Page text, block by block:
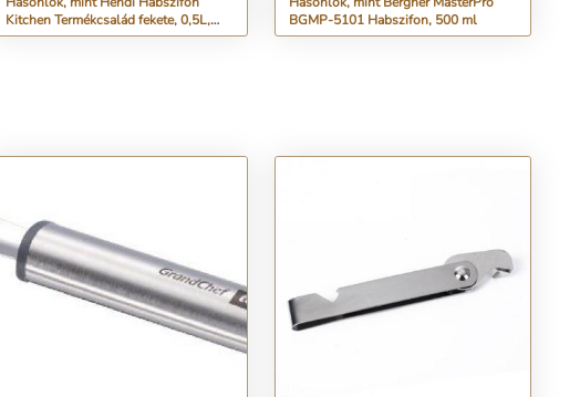
Kitchen Termékcsalád fekete, 0,5L,
ø80x(H)260mm
BGMP-5101 Habszifon, 500 ml